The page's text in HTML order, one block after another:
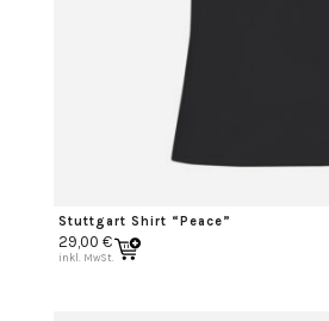
Stuttgart Shirt “Peace”
29,00 €
inkl. MwSt.